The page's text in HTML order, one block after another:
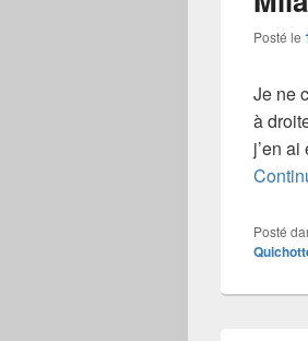
Posté le
Je ne
à
j’en
Posté